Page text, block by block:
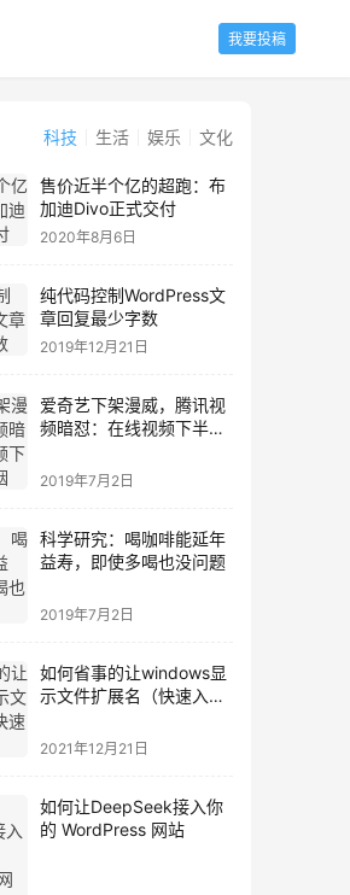
我要投稿
站长圈 数据圈 养鱼圈
科技 生活 娱乐 文化
售价近半个亿的超跑：布
加迪Divo正式交付
2020年8月6日
纯代码控制WordPress文
章回复最少字数
2019年12月21日
爱奇艺下架漫威，腾讯视
频暗怼：在线视频下半场
2019年7月2日
科学研究：喝咖啡能延年
益寿，即使多喝也没问题
2019年7月2日
如何省事的让windows显
示文件扩展名（快速入
2021年12月21日
如何让DeepSeek接入你
的 WordPress 网站